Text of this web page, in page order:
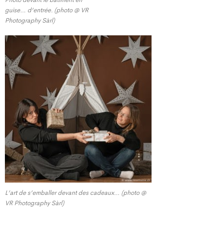
guise… d’entrée. (photo @ VR
Photography Sàrl)
L’art de s’emballer devant des cadeaux… (photo @
VR Photography Sàrl)